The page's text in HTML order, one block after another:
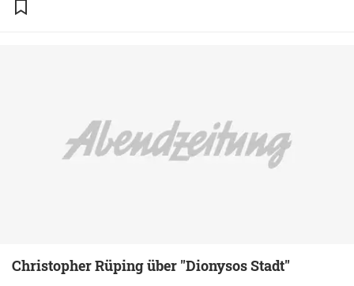
Christopher Rüping über "Dionysos Stadt"